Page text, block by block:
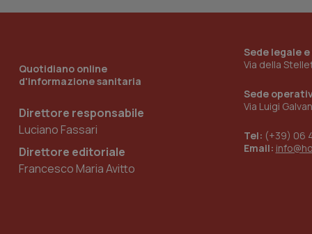
Quotidiano online
d'informazione sanitaria
Direttore responsabile
Luciano Fassari
Direttore editoriale
Francesco Maria Avitto
Sede legale
Via della
Sede
Via Luigi
Tel: (+39) 06
Email: